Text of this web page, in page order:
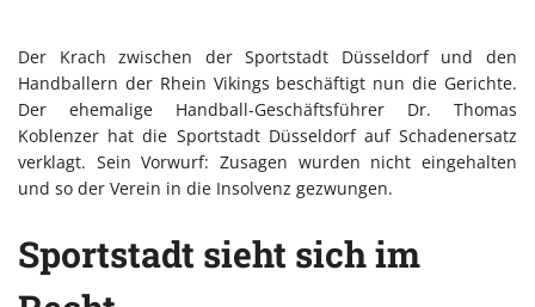
Der Krach zwischen der Sportstadt Düsseldorf und den
Handballern der Rhein Vikings beschäftigt nun die Gerichte.
Der ehemalige Handball-Geschäftsführer Dr. Thomas
Koblenzer hat die Sportstadt Düsseldorf auf Schadenersatz
verklagt. Sein Vorwurf: Zusagen wurden nicht eingehalten
und so der Verein in die Insolvenz gezwungen.
Sportstadt sieht sich im